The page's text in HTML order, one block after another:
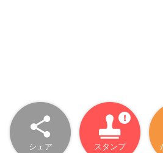
シェア スタンプ